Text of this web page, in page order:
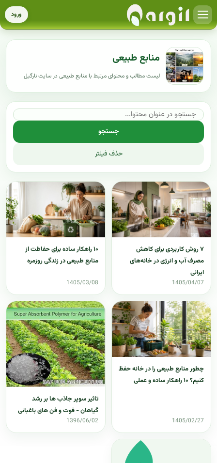
ورود
منابع طبیعی
لیست مطالب و محتوای مرتبط با منابع طبیعی در سایت نارگیل
جستجو
حذف فیلتر
۷ روش کاربردی برای کاهش
مصرف آب و انرژی در خانه‌های
ایرانی
1405/04/07
۱۰ راهکار ساده برای حفاظت از
منابع طبیعی در زندگی روزمره
1405/03/08
چطور منابع طبیعی را در خانه حفظ
کنیم؟ ۱۰ راهکار ساده و عملی
1405/02/27
تاثیر سوپر جاذب ها بر رشد
گیاهان - فوت و فن های باغبانی
1396/06/02